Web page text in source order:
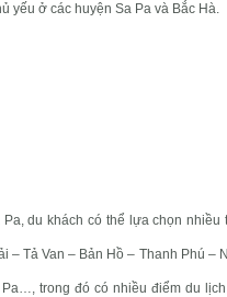
yếu ở các huyện Sa Pa và Bắc Hà.
du khách có thể lựa chọn
– Tả Van – Bản Hồ – Thanh Phú –
Pa…, trong đó có nhiều điểm du